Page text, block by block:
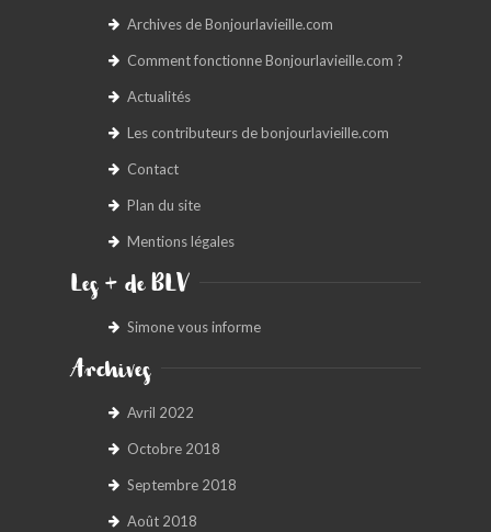
Archives de Bonjourlavieille.com
Comment fonctionne Bonjourlavieille.com ?
Actualités
Les contributeurs de bonjourlavieille.com
Contact
Plan du site
Mentions légales
Les + de BLV
Simone vous informe
Archives
Avril 2022
Octobre 2018
Septembre 2018
Août 2018